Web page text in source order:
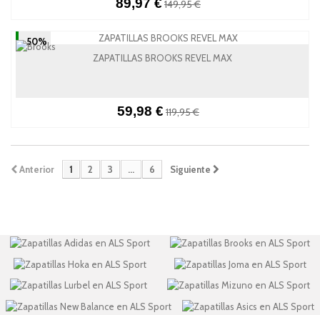
89,97 € 149,95 €
-50%
ZAPATILLAS BROOKS REVEL MAX
59,98 € 119,95 €
Anterior 1 2 3 ... 6 Siguiente